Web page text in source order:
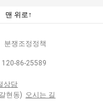
맨 위로↑
분쟁조정정책
120-86-25589
상담
현동) 오시는 길